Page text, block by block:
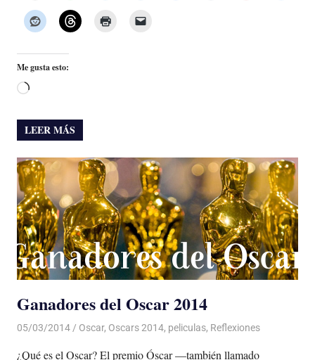
Me gusta esto:
Cargando...
LEER MÁS
Ganadores del Oscar 2014
05/03/2014 Luis Castellanos
Oscar, Oscars 2014, peliculas, Reflexiones
¿Qué es el Oscar? El premio Óscar —también llamado